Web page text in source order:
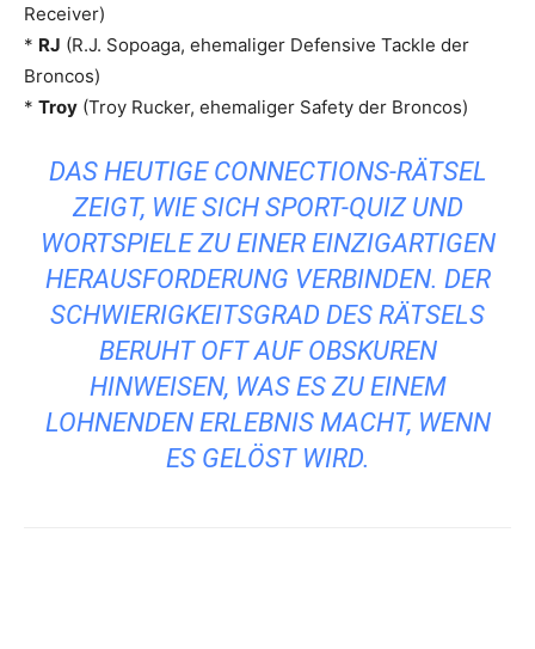
Receiver)
* RJ (R.J. Sopoaga, ehemaliger Defensive Tackle der
Broncos)
* Troy (Troy Rucker, ehemaliger Safety der Broncos)
DAS HEUTIGE CONNECTIONS-RÄTSEL
ZEIGT, WIE SICH SPORT-QUIZ UND
WORTSPIELE ZU EINER EINZIGARTIGEN
HERAUSFORDERUNG VERBINDEN. DER
SCHWIERIGKEITSGRAD DES RÄTSELS
BERUHT OFT AUF OBSKUREN
HINWEISEN, WAS ES ZU EINEM
LOHNENDEN ERLEBNIS MACHT, WENN
ES GELÖST WIRD.